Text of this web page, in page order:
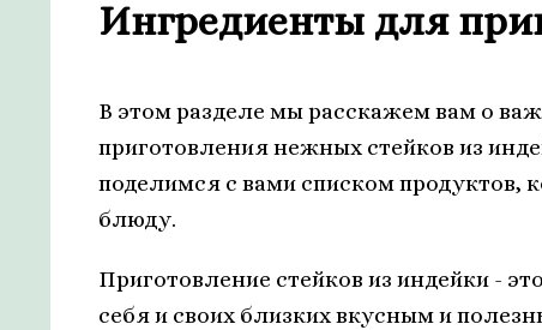
Ингредиенты для
В этом разделе мы расскажем вам о
приготовления нежных стейков из
поделимся с вами списком продуктов,
блюду.
Приготовление стейков из индейки -
себя и своих близких вкусным и